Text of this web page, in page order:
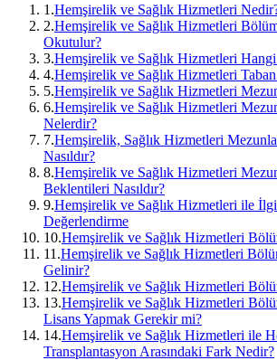
1 .Hemşirelik ve Sağlık Hizmetleri
2.Hemşirelik ve Sağlık Hizmetleri
Okutulur?
3.Hemşirelik ve Sağlık Hizmetleri
4.Hemşirelik ve Sağlık Hizmetleri Taban
5.Hemşirelik ve Sağlık Hizmetleri
6.Hemşirelik ve Sağlık Hizmetleri
Nelerdir?
7.Hemşirelik, Sağlık Hizmetleri
Nasıldır?
8.Hemşirelik ve Sağlık Hizmetleri
Beklentileri Nasıldır?
9.Hemşirelik ve Sağlık Hizmetleri ile
Değerlendirme
10.Hemşirelik ve Sağlık Hizmetleri
11 .Hemşirelik ve Sağlık Hizmetleri
Gelinir?
12.Hemşirelik ve Sağlık Hizmetleri
13.Hemşirelik ve Sağlık Hizmetleri
Lisans Yapmak Gerekir mi?
14.Hemşirelik ve Sağlık Hizmetleri ile
Transplantasyon Arasındaki Fark Nedir?